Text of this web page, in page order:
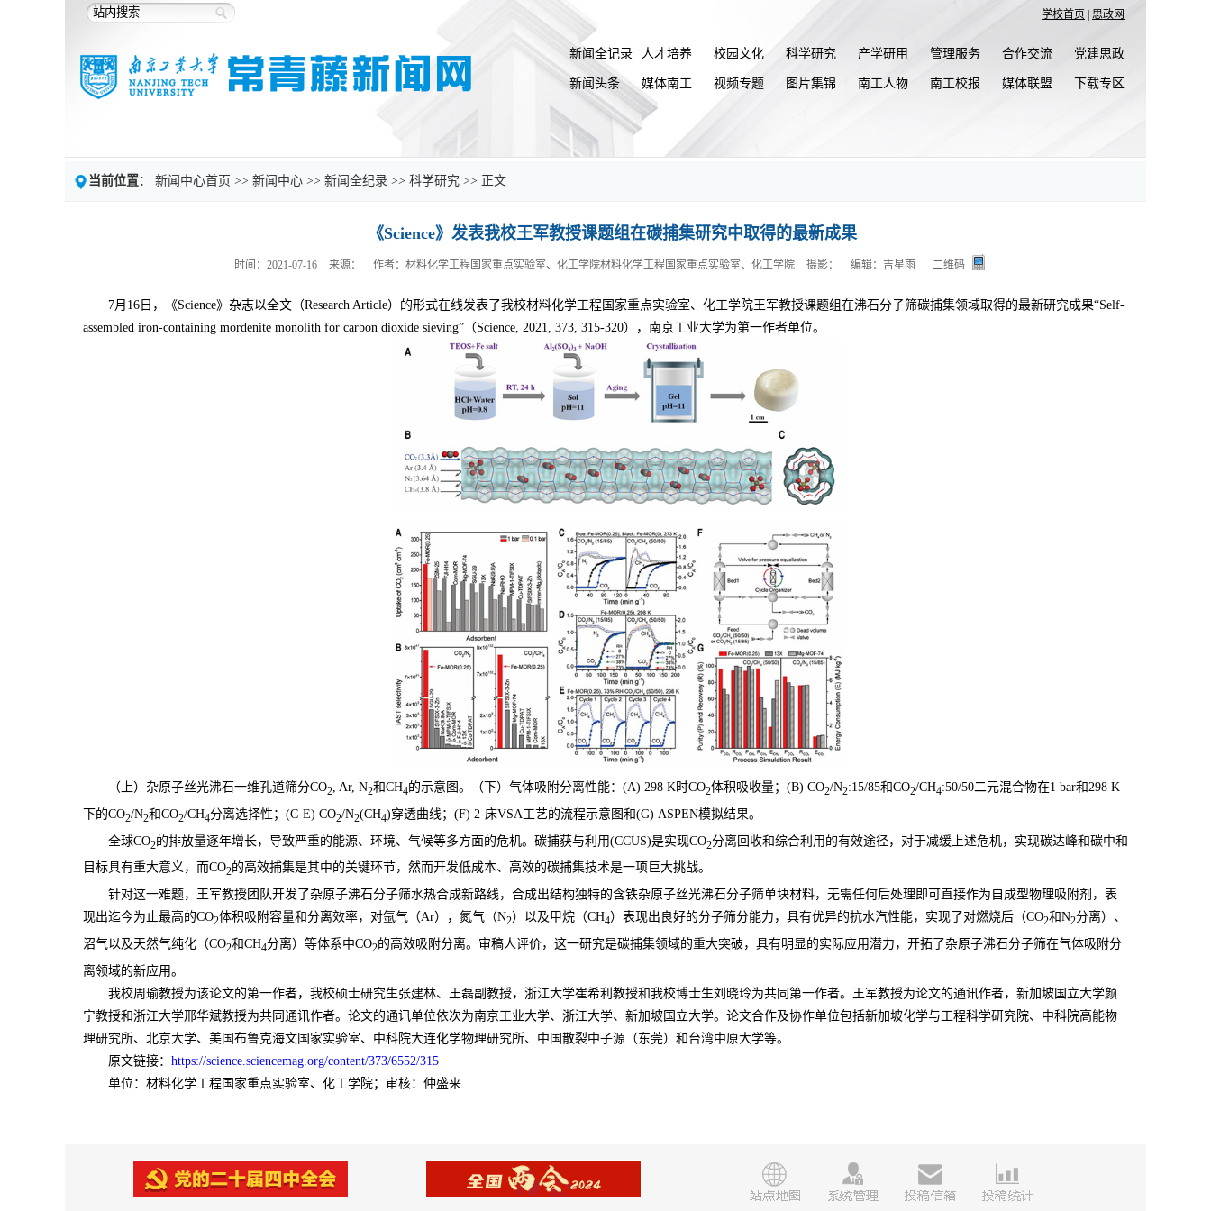
学校首页 思政网
新闻全记录 人才培养 校园文化 科学研究 产学研用 管理服务 合作交流 党建思政
新闻头条 媒体南工 视频专题 图片集锦 南工人物 南工校报 媒体联盟 下载专区
当前位置： 新闻中心首页 >> 新闻中心 >> 新闻全纪录 >> 科学研究 >> 正文
《Science》发表我校王军教授课题组在碳捕集研究中取得的最新成果
时间：2021-07-16 来源： 作者：材料化学工程国家重点实验室、化工学院材料化学工程国家重点实验室、化工学院 摄影： 编辑：吉星雨 二维码
7月16日，《Science》杂志以全文（Research Article）的形式在线发表了我校材料化学工程国家重点实验室、化工学院王军教授课题组在沸石分子筛碳捕集领域取得的最新研究成果“Self-
assembled iron-containing mordenite monolith for carbon dioxide sieving”（Science, 2021, 373, 315-320），南京工业大学为第一作者单位。
（上）杂原子丝光沸石一维孔道筛分CO2 , Ar, N2和CH4的示意图。（下）气体吸附分离性能：(A) 298 K时CO2体积吸收量；(B) CO2/N2:15/85和CO2/CH4:50/50二元混合物在1 bar和298 K
下的CO2/N2和CO2/CH4分离选择性；(C-E) CO2/N2(CH4)穿透曲线；(F) 2-床VSA工艺的流程示意图和(G) ASPEN模拟结果。
全球CO2的排放量逐年增长，导致严重的能源、环境、气候等多方面的危机。碳捕获与利用(CCUS)是实现CO2分离回收和综合利用的有效途径，对于减缓上述危机，实现碳达峰和碳中和
目标具有重大意义，而CO2的高效捕集是其中的关键环节，然而开发低成本、高效的碳捕集技术是一项巨大挑战。
针对这一难题，王军教授团队开发了杂原子沸石分子筛水热合成新路线，合成出结构独特的含铁杂原子丝光沸石分子筛单块材料，无需任何后处理即可直接作为自成型物理吸附剂，表
现出迄今为止最高的CO2体积吸附容量和分离效率，对氩气（Ar），氮气（N2）以及甲烷（CH4）表现出良好的分子筛分能力，具有优异的抗水汽性能，实现了对燃烧后（CO2和N2分离）、
沼气以及天然气纯化（CO2和CH4分离）等体系中CO2的高效吸附分离。审稿人评价，这一研究是碳捕集领域的重大突破，具有明显的实际应用潜力，开拓了杂原子沸石分子筛在气体吸附分
离领域的新应用。
我校周瑜教授为该论文的第一作者，我校硕士研究生张建林、王磊副教授，浙江大学崔希利教授和我校博士生刘晓玲为共同第一作者。王军教授为论文的通讯作者， 新加坡国立大学颜
宁教授和浙江大学邢华斌教授为共同通讯作者。论文的通讯单位依次为南京工业大学、浙江大学、新加坡国立大学。论文合作及协作单位包括新加坡化学与工程科学研究院、中科院高能物
理研究所、北京大学、美国布鲁克海文国家实验室、中科院大连化学物理研究所、中国散裂中子源（东莞）和台湾中原大学等。
原文链接： https://science.sciencemag.org/content/373/6552/315
单位：材料化学工程国家重点实验室、化工学院；审核：仲盛来